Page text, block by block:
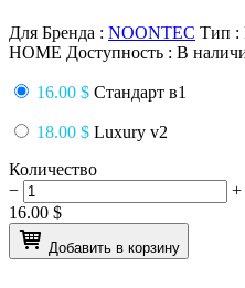
Для Бренда : NOONTEC Тип :
HOME Доступность : В
16.00 $ Стандарт в1
18.00 $ Luxury v2
Количество
−
+
16.00 $
Добавить в корзину